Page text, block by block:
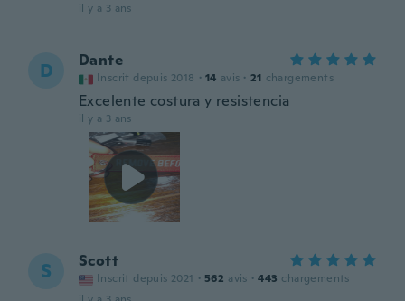
il y a 3 ans
D Dante
Inscrit depuis 2018 · 14 avis · 21 chargements
Excelente costura y resistencia
il y a 3 ans
S Scott
Inscrit depuis 2021 · 562 avis · 443 chargements